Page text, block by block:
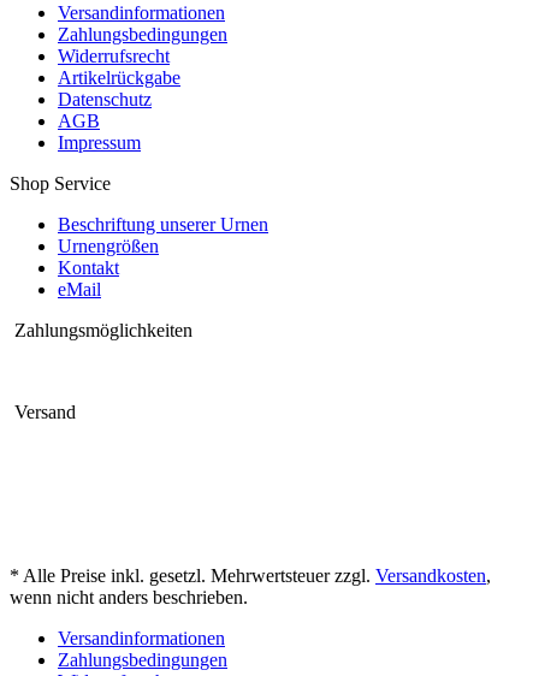
Versandinformationen
Zahlungsbedingungen
Widerrufsrecht
Artikelrückgabe
Datenschutz
AGB
Impressum
Shop Service
Beschriftung unserer Urnen
Urnengrößen
Kontakt
eMail
Zahlungsmöglichkeiten
Versand
* Alle Preise inkl. gesetzl. Mehrwertsteuer zzgl. Versandkosten,
wenn nicht anders beschrieben.
Versandinformationen
Zahlungsbedingungen